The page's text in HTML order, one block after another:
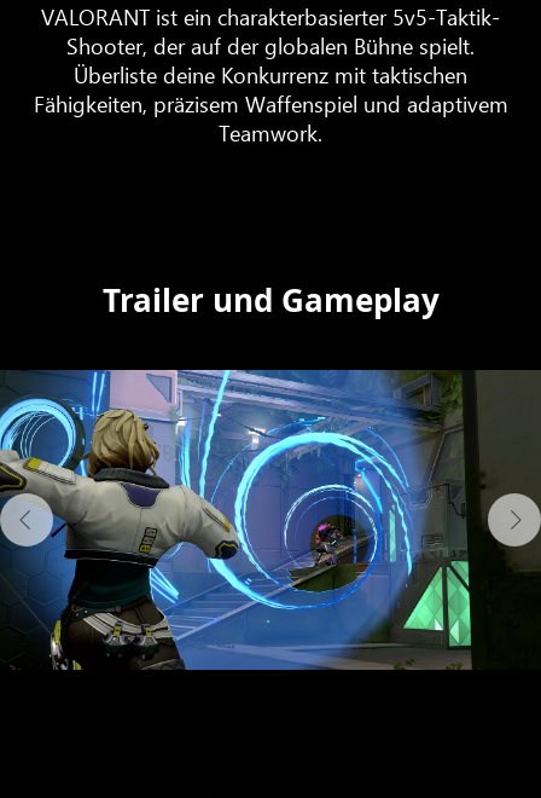
VALORANT ist ein charakterbasierter 5v5-Taktik-
Shooter, der auf der globalen Bühne spielt.
Überliste deine Konkurrenz mit taktischen
Fähigkeiten, präzisem Waffenspiel und adaptivem
Teamwork.
Trailer und Gameplay